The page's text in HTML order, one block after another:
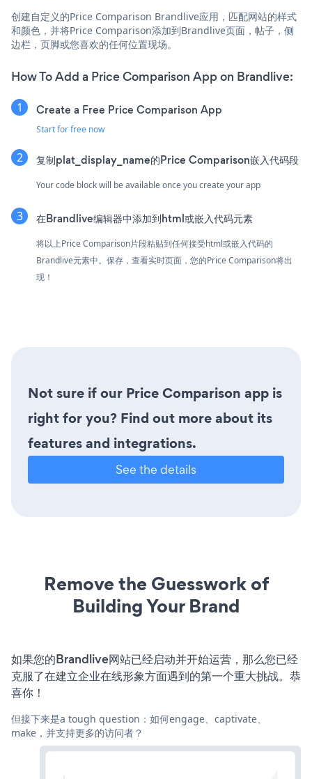
创建自定义的Price Comparison Brandlive应用，匹配网站的样式
和颜色，并将Price Comparison添加到Brandlive页面，帖子，侧
边栏，页脚或您喜欢的任何位置现场。
How To Add a Price Comparison App on Brandlive:
Create a Free Price Comparison App
Start for free now
复制plat_display_name的Price Comparison嵌入代码段
Your code block will be available once you create your app
在Brandlive编辑器中添加到html或嵌入代码元素
将以上Price Comparison片段粘贴到任何接受html或嵌入代码的
Brandlive元素中。保存，查看实时页面，您的Price Comparison将出
现！
Not sure if our Price Comparison app is
right for you? Find out more about its
features and integrations.
See the details
Remove the Guesswork of
Building Your Brand
如果您的Brandlive网站已经启动并开始运营，那么您已经
克服了在建立企业在线形象方面遇到的第一个重大挑战。恭
喜你！
但接下来是a tough question：如何engage、captivate、
make，并支持更多的访问者？